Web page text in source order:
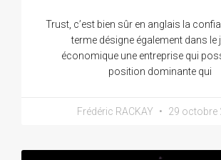
Trust, c’est bien sûr en anglais la
terme désigne également dans le
économique une entreprise qui
position dominante qui
Frédéric RACKAY 29 octobre